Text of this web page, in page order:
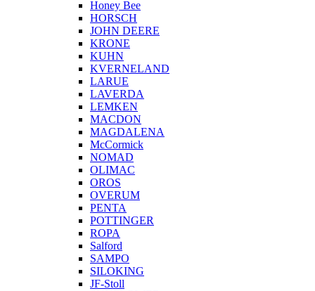
Honey Bee
HORSCH
JOHN DEERE
KRONE
KUHN
KVERNELAND
LARUE
LAVERDA
LEMKEN
MACDON
MAGDALENA
McCormick
NOMAD
OLIMAC
OROS
OVERUM
PENTA
POTTINGER
ROPA
Salford
SAMPO
SILOKING
JF-Stoll